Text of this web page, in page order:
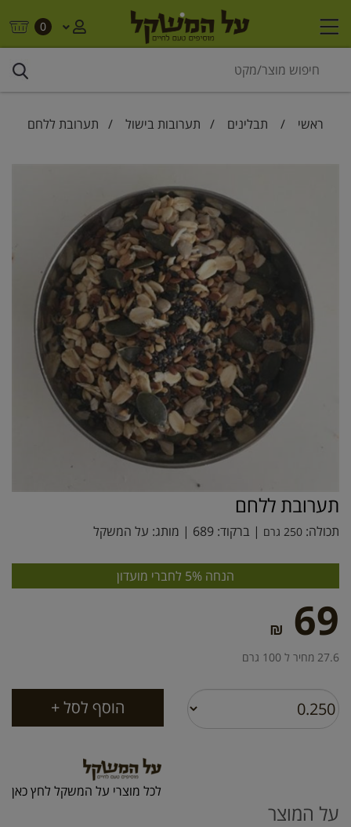
0
ראשי / תבלינים / תערובות בישול / תערובת ללחם
תערובת ללחם
תכולה: 250 גרם | ברקוד: 689 | מותג: על המשקל
הנחה 5% לחברי מועדון
69
₪
27.6 מחיר ל 100 גרם
לכל מוצרי על המשקל לחץ כאן
על המוצר